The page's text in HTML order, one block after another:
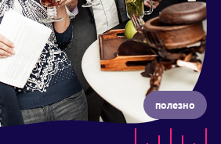
полезно